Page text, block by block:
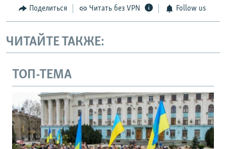
Поделиться Читать без VPN Follow us
ЧИТАЙТЕ ТАКЖЕ:
ТОП-ТЕМА